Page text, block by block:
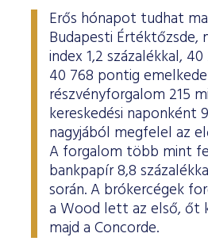
Erős hónapot tudhat
Budapesti Értéktőzsde,
index 1,2 százalékkal,
40 768 pontig
részvényforgalom 215
kereskedési naponként
nagyjából megfelel az
A forgalom több mint
bankpapír 8,8
során. A brókercégek
a Wood lett az első, őt
majd a Concorde.